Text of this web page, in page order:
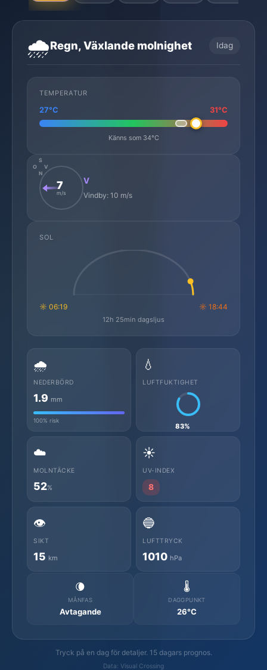
🌧️Regn, Växlande molnighet Idag
TEMPERATUR
27°C 31°C
Känns som 34°C
N
S
O
V
7
m/s
V
Vindby: 10 m/s
SOL
☼ 06:19 ☼ 18:44
12h 25min dagsljus
🌧️
NEDERBÖRD
1.9 mm
100% risk
💧
LUFTFUKTIGHET
83%
☁️
MOLNTÄCKE
52%
☀️
UV-INDEX
8
👁️
SIKT
15 km
🔵
LUFTTRYCK
1010 hPa
🌘
MÅNFAS
Avtagande
🌡️
DAGGPUNKT
26°C
Tryck på en dag för detaljer. 15 dagars prognos.
Data: Visual Crossing